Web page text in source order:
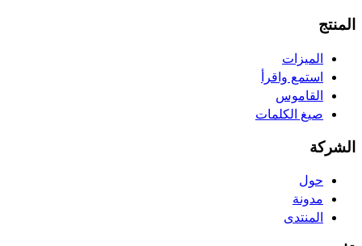
المنتج
الميزات
استمع واقرأ
القاموس
صيغ الكلمات
الشركة
حول
مدونة
المنتدى